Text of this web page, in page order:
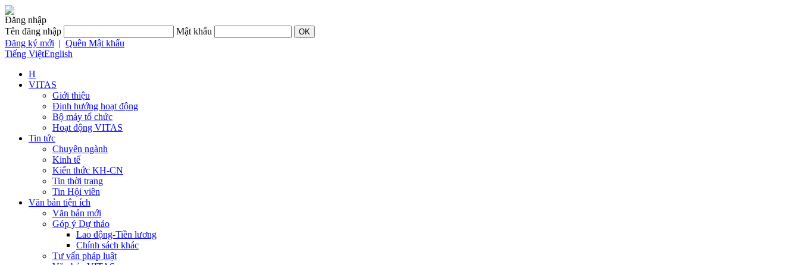
Đăng nhập
Tên đăng nhập
Mật khẩu
Đăng ký mới | Quên Mật khẩu
Tiếng ViệtEnglish
H
VITAS
Giới thiệu
Định hướng hoạt động
Bộ máy tổ chức
Hoạt động VITAS
Tin tức
Chuyên ngành
Kinh tế
Kiến thức KH-CN
Tin thời trang
Tin Hội viên
Văn bản tiện ích
Văn bản mới
Góp ý Dự thảo
Lao động-Tiền lương
Chính sách khác
Tư vấn pháp luật